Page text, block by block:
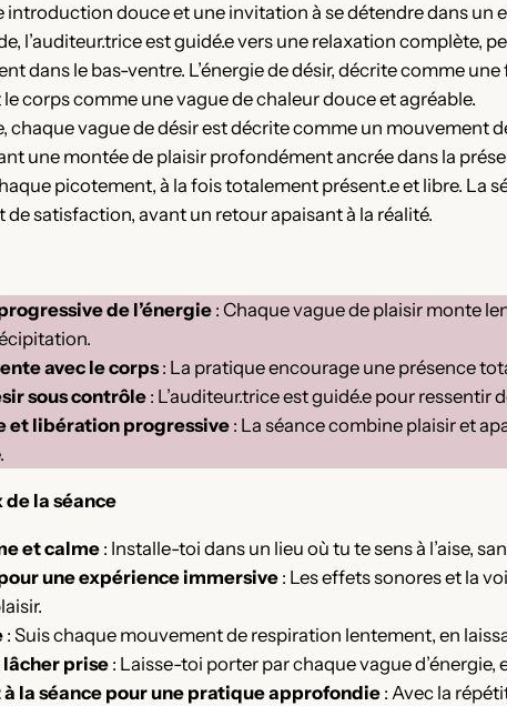
introduction douce et une invitation à se détendre dans un
l’auditeur.trice est guidé.e vers une relaxation complète,
dans le bas-ventre. L’énergie de désir, décrite comme
corps comme une vague de chaleur douce et agréable.
chaque vague de désir est décrite comme un mouvement
une montée de plaisir profondément ancrée dans la
picotement, à la fois totalement présent.e et libre. La
de satisfaction, avant un retour apaisant à la réalité.
de l’énergie : Chaque vague de plaisir monte
avec le corps: La pratique encourage une présence
sous contrôle : L’auditeur.trice est guidé.e pour ressentir
et libération progressive : La séance combine plaisir et
la séance
et calme : Installe-toi dans un lieu où tu te sens à l’aise,
une expérience immersive: Les effets sonores et la
: Suis chaque mouvement de respiration lentement, en
lâcher prise: Laisse-toi porter par chaque vague
la séance pour une pratique approfondie : Avec la